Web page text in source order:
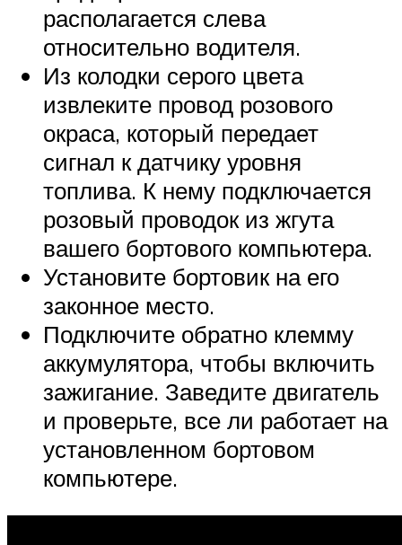
располагается слева
относительно водителя.
Из колодки серого цвета
извлеките провод розового
окраса, который передает
сигнал к датчику уровня
топлива. К нему подключается
розовый проводок из жгута
вашего бортового компьютера.
Установите бортовик на его
законное место.
Подключите обратно клемму
аккумулятора, чтобы включить
зажигание. Заведите двигатель
и проверьте, все ли работает на
установленном бортовом
компьютере.